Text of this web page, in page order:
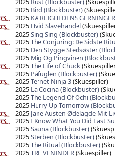
2025 Rust (Blockbuster)
2025 Bird (Blockbuster)
2025 KÆRLIGHEDENS GERNINGER
2025 Hvid Slavehandel
2025Sing Sing (Blockbuster)
2025The Conjuring: De Sidste
2025 Den Stygge Stedsøster
2025 Mig Og Pingvinen
2025The Life of Chuck
2025 Påfuglen (Blockbuster)
2025Ternet Ninja 3(Skuespiller)
2025 La Cocina (Blockbuster)
2025The Legend Of Ochi
2025 Hurry Up Tomorrow
2025 Jane Austen Ødelagde Mit
2025I Know What You Did Last
2025Sauna (Blockbuster)
2025Sterben (Blockbuster)
2025The Ritual (Blockbuster)
2025TRE VENINDER(Skuespiller)